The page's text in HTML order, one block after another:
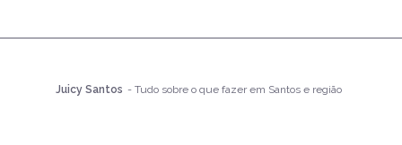
Juicy Santos - Tudo sobre o que fazer em Santos e região